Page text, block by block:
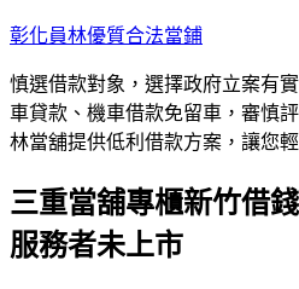
跳
主
要
內
彰化員林優質合法當鋪
慎選借款對象，選擇政府立案有
車貸款、機車借款免留車，審慎
林當舖提供低利借款方案，讓您
三重當舖專櫃新竹借
服務者未上市